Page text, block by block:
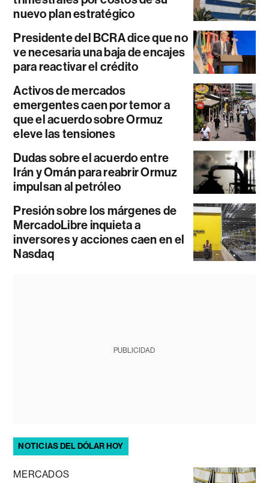
nuevo plan estratégico
Presidente del BCRA dice que no
ve necesaria una baja de encajes
para reactivar el crédito
Activos de mercados
emergentes caen por temor a
que el acuerdo sobre Ormuz
eleve las tensiones
Dudas sobre el acuerdo entre
Irán y Omán para reabrir Ormuz
impulsan al petróleo
Presión sobre los márgenes de
MercadoLibre inquieta a
inversores y acciones caen en el
Nasdaq
PUBLICIDAD
NOTICIAS DEL DÓLAR HOY
MERCADOS